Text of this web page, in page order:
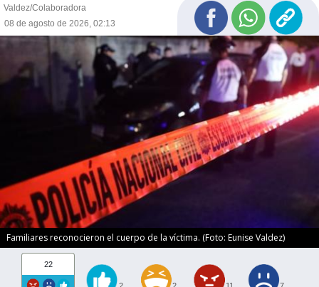
Valdez/Colaboradora
08 de agosto de 2026, 02:13
Familiares reconocieron el cuerpo de la víctima. (Foto: Eunise Valdez)
22